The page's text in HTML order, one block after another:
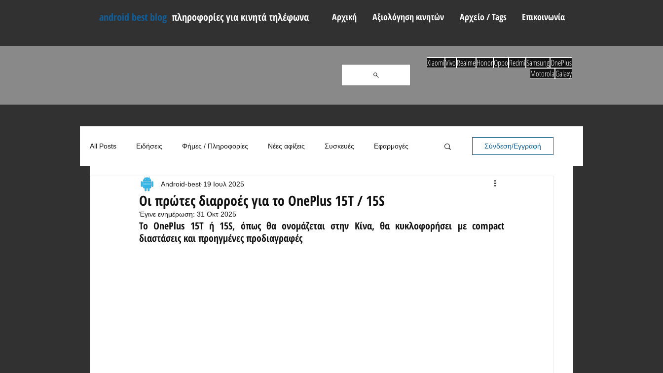
android best blog πληροφορίες για κινητά τηλέφωνα Αρχική Αξιολόγηση κινητών Αρχείο / Tags Επικοινωνία
All Posts Ειδήσεις Φήμες / Πληροφορίες Νέες αφίξεις Συσκευές Εφαρμογές
Συγκρίσεις Χρήσιμα
Σύνδεση/Εγγραφή
Οι πρώτες διαρροές για το OnePlus 15T / 15S
Android-best 19 Ιουλ 2025
Έγινε ενημέρωση: 31 Οκτ 2025
Το OnePlus 15T ή 15S, όπως θα ονομάζεται στην Κίνα, θα κυκλοφορήσει με compact
διαστάσεις και προηγμένες προδιαγραφές
XiaomiVivoRealmeHonorOppoRedmiSamsungOnePlus
MotorolaGalaxy